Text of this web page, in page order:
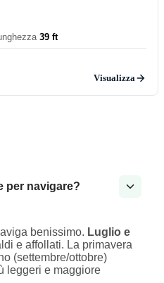
39 ft
Visualizza
per navigare?
benissimo. Luglio e
e affollati. La primavera
(settembre/ottobre)
leggeri e maggiore